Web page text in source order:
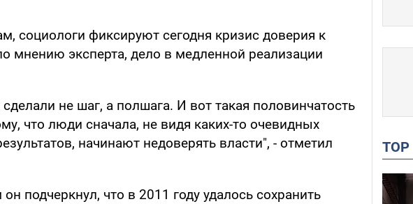
социологи фиксируют сегодня кризис доверия к
мнению эксперта, дело в медленной реализации
не шаг, а полшага. И вот такая половинчатость
что люди сначала, не видя каких-то очевидных
начинают недоверять власти", - отметил
подчеркнул, что в 2011 году удалось сохранить